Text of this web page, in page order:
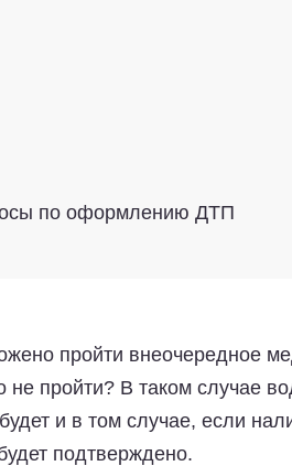
по оформлению ДТП
пройти внеочередное
не пройти? В таком случае
и в том случае, если
подтверждено.